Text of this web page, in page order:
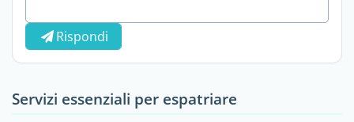
Rispondi
Servizi essenziali per espatriare